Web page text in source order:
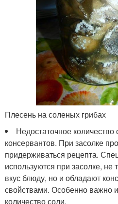
Плесень на соленых грибах
Недостаточное количество
консервантов. При засолке
придерживаться рецепта.
используются при засолке,
вкус блюду, но и обладают
свойствами. Особенно важно
количество соли.